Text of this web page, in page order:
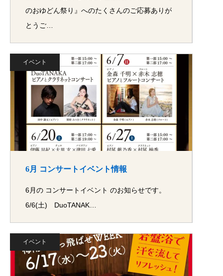
のおゆどん祭り』へのたくさんのご応募ありが
とうご…
イベント
6月 コンサートイベント情報
6月の コンサートイベント のお知らせです。
6/6(土) DuoTANAK…
イベント